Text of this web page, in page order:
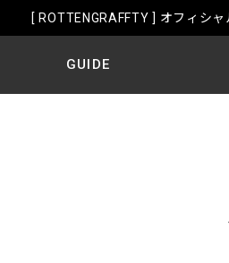
[ ROTTENGRAFFTY ] オフィシ
GUIDE